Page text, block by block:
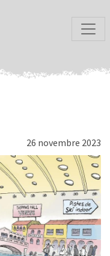
26 novembre 2023